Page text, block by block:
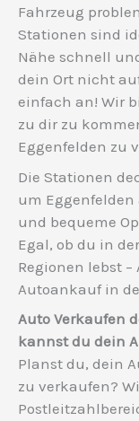
Fahrzeug
Stationen sind
Nähe schnell
dein Ort nicht
einfach an! Wir
zu dir zu
Eggenfelden zu
Die Stationen
um
und bequeme
Egal, ob du in
Regionen lebst –
Autoankauf in
Auto Verkaufen
kannst du dein
Planst du, dein
zu verkaufen?